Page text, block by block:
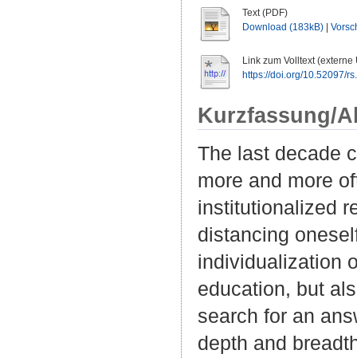
Text (PDF)
Download (183kB)
Link zum Volltext (externe
https://doi.org/10.52097/
Kurzfassung/
The last decade
more and more
institutionalized
distancing
individualization
education, but
search for an
depth and